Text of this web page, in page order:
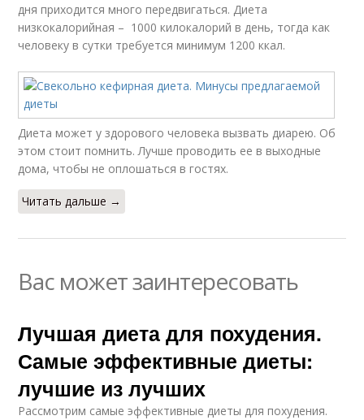
дня приходится много передвигаться. Диета
низкокалорийная – 1000 килокалорий в день, тогда как
человеку в сутки требуется минимум 1200 ккал.
Диета может у здорового человека вызвать диарею. Об
этом стоит помнить. Лучше проводить ее в выходные
дома, чтобы не оплошаться в гостях.
Читать дальше →
Вас может заинтересовать
Лучшая диета для похудения.
Самые эффективные диеты:
лучшие из лучших
Рассмотрим самые эффективные диеты для похудения.